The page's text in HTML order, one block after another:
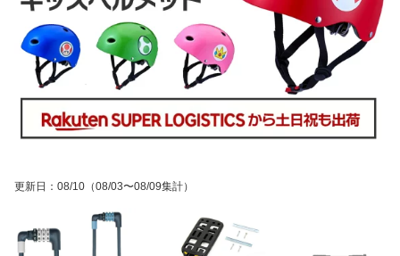
更新日 ： 08/10 （08/03〜08/09集計）